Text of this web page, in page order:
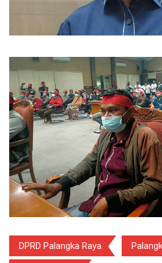
DPRD Palangka Raya